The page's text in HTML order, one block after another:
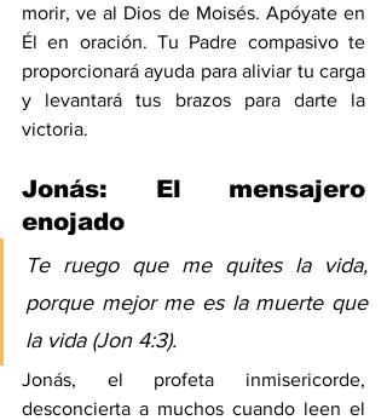
morir, ve al Dios de Moisés. Apóyate en
Él en oración. Tu Padre compasivo te
proporcionará ayuda para aliviar tu carga
y levantará tus brazos para darte la
victoria.
Jonás: El mensajero
enojado
Te ruego que me quites la vida,
porque mejor me es la muerte que
la vida (Jon 4:3).
Jonás, el profeta inmisericorde,
desconcierta a muchos cuando leen el